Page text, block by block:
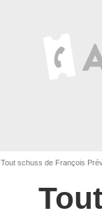
Tout schuss de François